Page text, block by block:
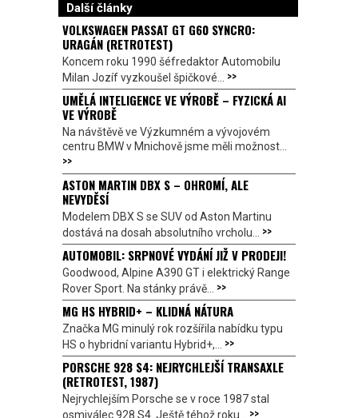
Další články
VOLKSWAGEN PASSAT GT G60 SYNCRO:
URAGÁN (RETROTEST)
Koncem roku 1990 šéfredaktor Automobilu
Milan Jozíf vyzkoušel špičkové... >>
UMĚLÁ INTELIGENCE VE VÝROBĚ – FYZICKÁ AI
VE VÝROBĚ
Na návštěvě ve Výzkumném a vývojovém
centru BMW v Mnichově jsme měli možnost...
>>
ASTON MARTIN DBX S – OHROMÍ, ALE
NEVYDĚSÍ
Modelem DBX S se SUV od Aston Martinu
dostává na dosah absolutního vrcholu... >>
AUTOMOBIL: SRPNOVÉ VYDÁNÍ JIŽ V PRODEJI!
Goodwood, Alpine A390 GT i elektrický Range
Rover Sport. Na stánky právě... >>
MG HS HYBRID+ – KLIDNÁ NÁTURA
Značka MG minulý rok rozšířila nabídku typu
HS o hybridní variantu Hybrid+,... >>
PORSCHE 928 S4: NEJRYCHLEJŠÍ TRANSAXLE
(RETROTEST, 1987)
Nejrychlejším Porsche se v roce 1987 stal
osmiválec 928 S4. Ještě téhož roku... >>